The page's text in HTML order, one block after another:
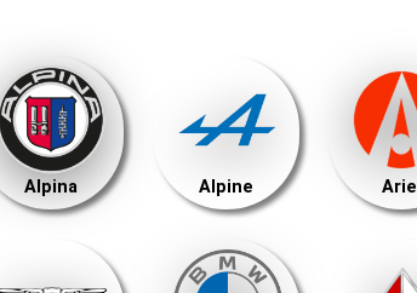
Alpina Alpine Ariel